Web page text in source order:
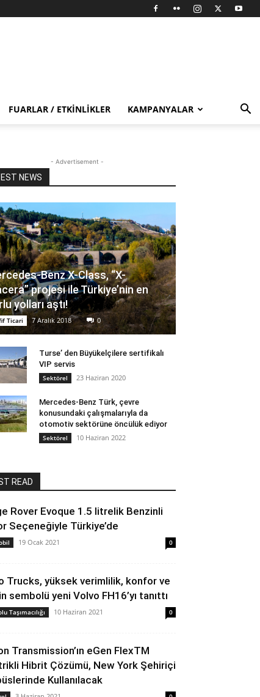
FUARLAR / ETKINLIKLER KAMPANYALAR
- Advertisement -
NEWS
Benz X-Class, “X-
projesi ile Türkiye’nin en
yolları aştı!
Ticari 7 Aralık 2018 0
Turse’ den Büyükelçilere sertifikalı
VIP servis
Sektörel 23 Haziran 2020
Mercedes-Benz Türk, çevre
konusundaki çalışmalarıyla da
otomotiv sektörüne öncülük ediyor
Sektörel 10 Haziran 2022
READ
Rover Evoque 1.5 litrelik Benzinli
Seçeneğiyle Türkiye’de
19 Ocak 2021 0
Trucks, yüksek verimlilik, konfor ve
sembolü yeni Volvo FH16’yı tanıttı
Taşımacılığı 10 Haziran 2021 0
Transmission’ın eGen FlexTM
Hibrit Çözümü, New York Şehiriçi
Kullanılacak